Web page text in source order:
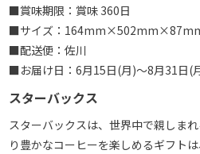
■賞味期限：賞味 360日
■サイズ：
■配送便：佐川
■お届け日：6月15日(月)～8月31日(
スターバックス
スターバックスは、世界中で親しま
り豊かなコーヒーを楽しめるギフト